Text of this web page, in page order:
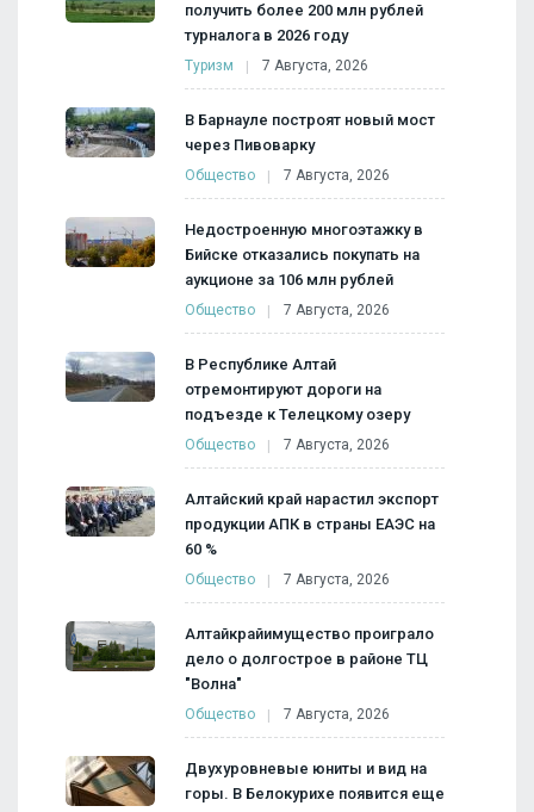
получить более 200 млн рублей
турналога в 2026 году
Туризм 7 Августа, 2026
В Барнауле построят новый мост
через Пивоварку
Общество 7 Августа, 2026
Недостроенную многоэтажку в
Бийске отказались покупать на
аукционе за 106 млн рублей
Общество 7 Августа, 2026
В Республике Алтай
отремонтируют дороги на
подъезде к Телецкому озеру
Общество 7 Августа, 2026
Алтайский край нарастил экспорт
продукции АПК в страны ЕАЭС на
60 %
Общество 7 Августа, 2026
Алтайкрайимущество проиграло
дело о долгострое в районе ТЦ
"Волна"
Общество 7 Августа, 2026
Двухуровневые юниты и вид на
горы. В Белокурихе появится еще